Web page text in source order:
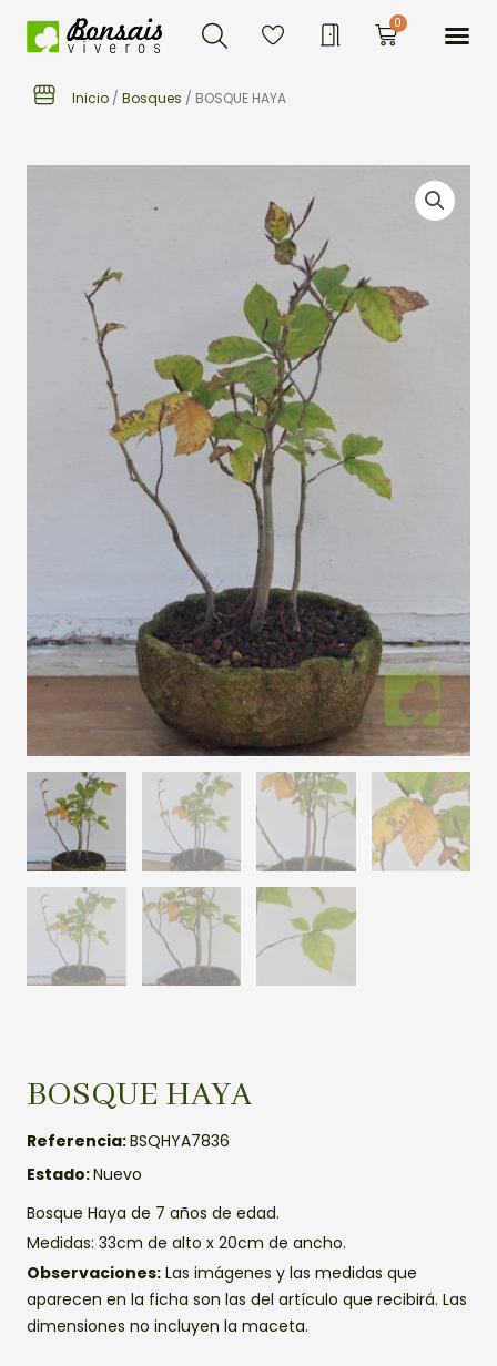
Buscar 0Carrito
Inicio / Bosques / BOSQUE HAYA
BOSQUE HAYA
Referencia:BSQHYA7836
Estado:Nuevo
Bosque Haya de 7 años de edad.
Medidas: 33cm de alto x 20cm de ancho.
Observaciones: Las imágenes y las medidas que
aparecen en la ficha son las del artículo que recibirá. Las
dimensiones no incluyen la maceta.